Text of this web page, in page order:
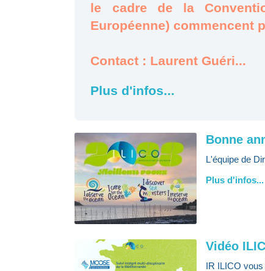
le cadre de la
Européenne) commencent
Contact : Laurent Guéri...
Plus d'infos...
Bonne
L'équipe de
Plus d'infos...
Vidéo
IR ILICO